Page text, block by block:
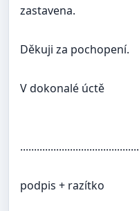
zastavena.
Děkuji za pochopení.
V dokonalé úctě
...........................................
podpis + razítko